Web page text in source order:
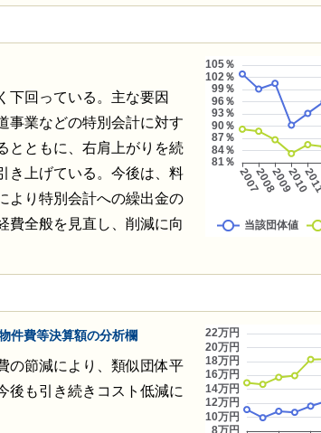
下回っている。主な要因
事業などの特別会計に対す
とともに、右肩上がりを続
き上げている。今後は、料
より特別会計への繰出金の
費全般を見直し、削減に向
件費等決算額の分析欄
の節減により、類似団体平
後も引き続きコスト低減に